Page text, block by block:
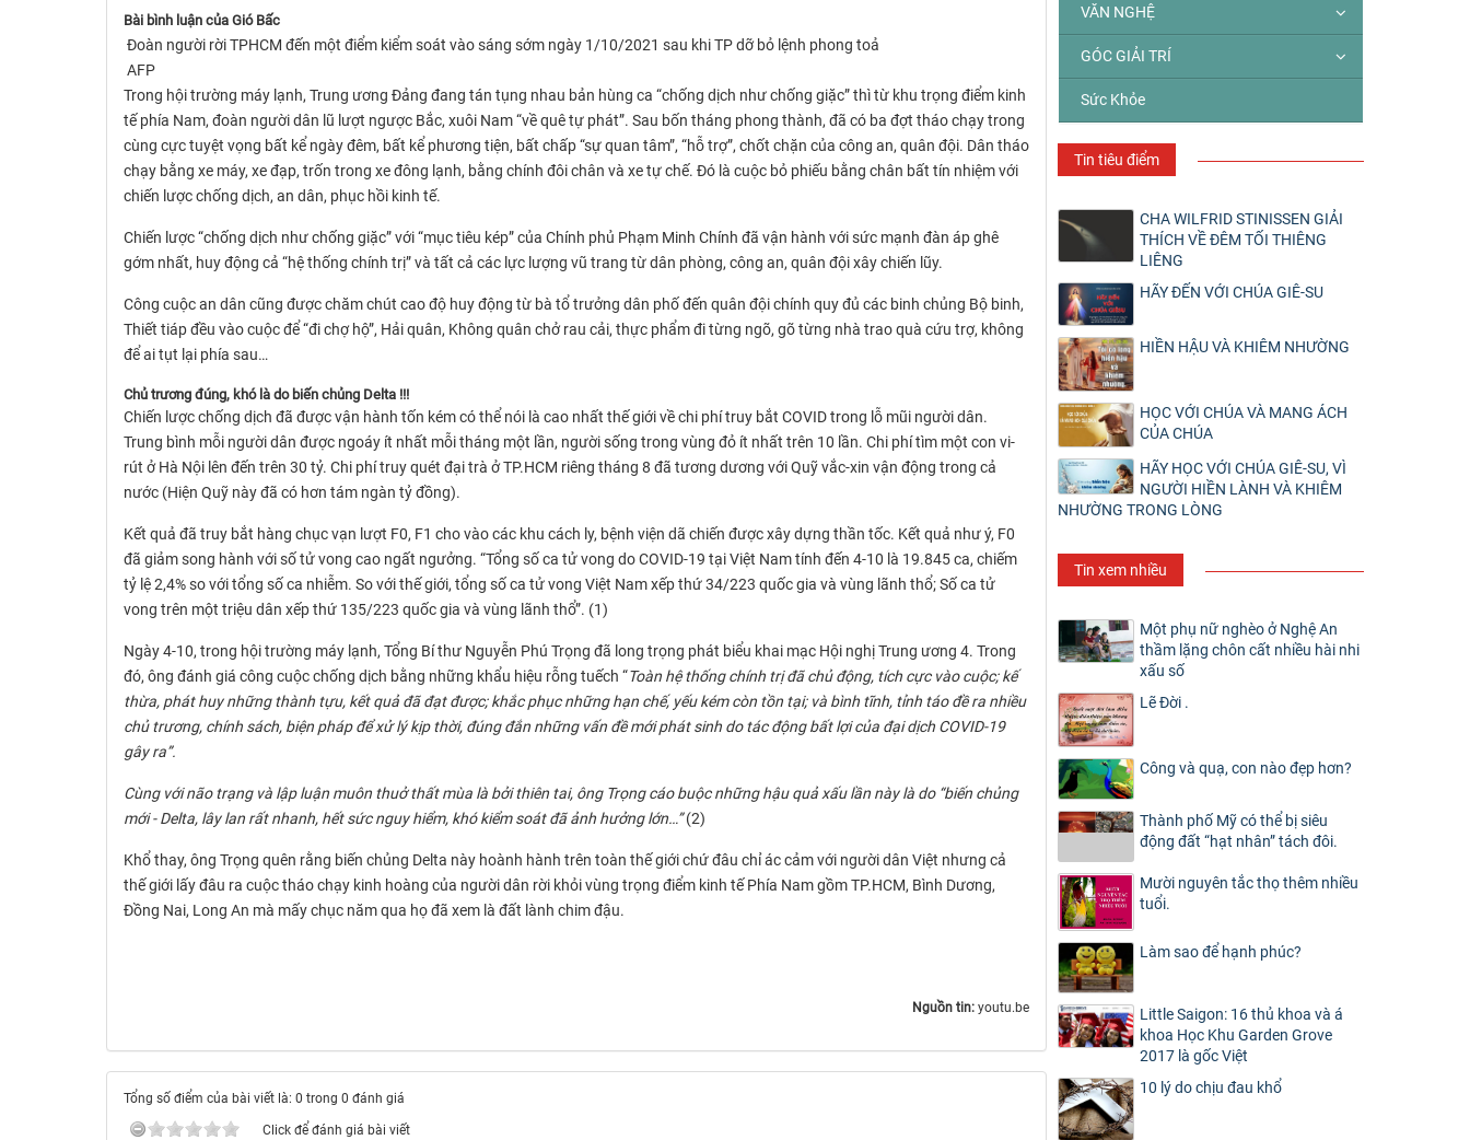
Bài bình luận của Gió Bấc
Đoàn người rời TPHCM đến một điểm kiểm soát vào sáng sớm ngày 1/10/2021 sau khi TP dỡ bỏ lệnh phong toả
AFP
Trong hội trường máy lạnh, Trung ương Đảng đang tán tụng nhau bản hùng ca “chống dịch như chống giặc” thì từ khu trọng điểm kinh
tế phía Nam, đoàn người dân lũ lượt ngược Bắc, xuôi Nam “về quê tự phát”. Sau bốn tháng phong thành, đã có ba đợt tháo chạy trong
cùng cực tuyệt vọng bất kể ngày đêm, bất kể phương tiện, bất chấp “sự quan tâm”, “hỗ trợ”, chốt chặn của công an, quân đội. Dân tháo
chạy bằng xe máy, xe đạp, trốn trong xe đông lạnh, bằng chính đôi chân và xe tự chế. Đó là cuộc bỏ phiếu bằng chân bất tín nhiệm với
chiến lược chống dịch, an dân, phục hồi kinh tế.
Chiến lược “chống dịch như chống giặc” với “mục tiêu kép” của Chính phủ Phạm Minh Chính đã vận hành với sức mạnh đàn áp ghê
gớm nhất, huy động cả “hệ thống chính trị” và tất cả các lực lượng vũ trang từ dân phòng, công an, quân đội xây chiến lũy.
Công cuộc an dân cũng được chăm chút cao độ huy động từ bà tổ trưởng dân phố đến quân đội chính quy đủ các binh chủng Bộ binh,
Thiết tiáp đều vào cuộc để “đi chợ hộ”, Hải quân, Không quân chở rau cải, thực phẩm đi từng ngõ, gõ từng nhà trao quà cứu trợ, không
để ai tụt lại phía sau…
Chủ trương đúng, khó là do biến chủng Delta !!!
Chiến lược chống dịch đã được vận hành tốn kém có thể nói là cao nhất thế giới về chi phí truy bắt COVID trong lỗ mũi người dân.
Trung bình mỗi người dân được ngoáy ít nhất mỗi tháng một lần, người sống trong vùng đỏ ít nhất trên 10 lần. Chi phí tìm một con vi-
rút ở Hà Nội lên đến trên 30 tỷ. Chi phí truy quét đại trà ở TP.HCM riêng tháng 8 đã tương dương với Quỹ vắc-xin vận động trong cả
nước (Hiện Quỹ này đã có hơn tám ngàn tỷ đồng).
Kết quả đã truy bắt hàng chục vạn lượt F0, F1 cho vào các khu cách ly, bệnh viện dã chiến được xây dựng thần tốc. Kết quả như ý, F0
đã giảm song hành với số tử vong cao ngất ngưởng. “Tổng số ca tử vong do COVID-19 tại Việt Nam tính đến 4-10 là 19.845 ca, chiếm
tỷ lệ 2,4% so với tổng số ca nhiễm. So với thế giới, tổng số ca tử vong Việt Nam xếp thứ 34/223 quốc gia và vùng lãnh thổ; Số ca tử
vong trên một triệu dân xếp thứ 135/223 quốc gia và vùng lãnh thổ”. (1)
Ngày 4-10, trong hội trường máy lạnh, Tổng Bí thư Nguyễn Phú Trọng đã long trọng phát biểu khai mạc Hội nghị Trung ương 4. Trong
đó, ông đánh giá công cuộc chống dịch bằng những khẩu hiệu rỗng tuếch “Toàn hệ thống chính trị đã chủ động, tích cực vào cuộc; kế
thừa, phát huy những thành tựu, kết quả đã đạt được; khắc phục những hạn chế, yếu kém còn tồn tại; và bình tĩnh, tỉnh táo đề ra nhiều
chủ trương, chính sách, biện pháp để xử lý kịp thời, đúng đắn những vấn đề mới phát sinh do tác động bất lợi của đại dịch COVID-19
gây ra”.
Cùng với não trạng và lập luận muôn thuở thất mùa là bởi thiên tai, ông Trọng cáo buộc những hậu quả xấu lần này là do “biến chủng
mới - Delta, lây lan rất nhanh, hết sức nguy hiểm, khó kiểm soát đã ảnh hưởng lớn…”(2)
Khổ thay, ông Trọng quên rằng biến chủng Delta này hoành hành trên toàn thế giới chứ đâu chỉ ác cảm với người dân Việt nhưng cả
thế giới lấy đâu ra cuộc tháo chạy kinh hoàng của người dân rời khỏi vùng trọng điểm kinh tế Phía Nam gồm TP.HCM, Bình Dương,
Đồng Nai, Long An mà mấy chục năm qua họ đã xem là đất lành chim đậu.
Nguồn tin: youtu.be
Tổng số điểm của bài viết là: 0 trong 0 đánh giá
Click để đánh giá bài viết
VĂN NGHỆ
GÓC GIẢI TRÍ
Sức Khỏe
Tin tiêu điểm
CHA WILFRID STINISSEN GIẢI
THÍCH VỀ ĐÊM TỐI THIÊNG
LIÊNG
HÃY ĐẾN VỚI CHÚA GIÊ-SU
HIỀN HẬU VÀ KHIÊM NHƯỜNG
HỌC VỚI CHÚA VÀ MANG ÁCH
CỦA CHÚA
HÃY HỌC VỚI CHÚA GIÊ-SU, VÌ
NGƯỜI HIỀN LÀNH VÀ KHIÊM
NHƯỜNG TRONG LÒNG
Tin xem nhiều
Một phụ nữ nghèo ở Nghệ An
thầm lặng chôn cất nhiều hài nhi
xấu số
Lẽ Đời .
Công và quạ, con nào đẹp hơn?
Thành phố Mỹ có thể bị siêu
động đất “hạt nhân” tách đôi.
Mười nguyên tắc thọ thêm nhiều
tuổi.
Làm sao để hạnh phúc?
Little Saigon: 16 thủ khoa và á
khoa Học Khu Garden Grove
2017 là gốc Việt
10 lý do chịu đau khổ